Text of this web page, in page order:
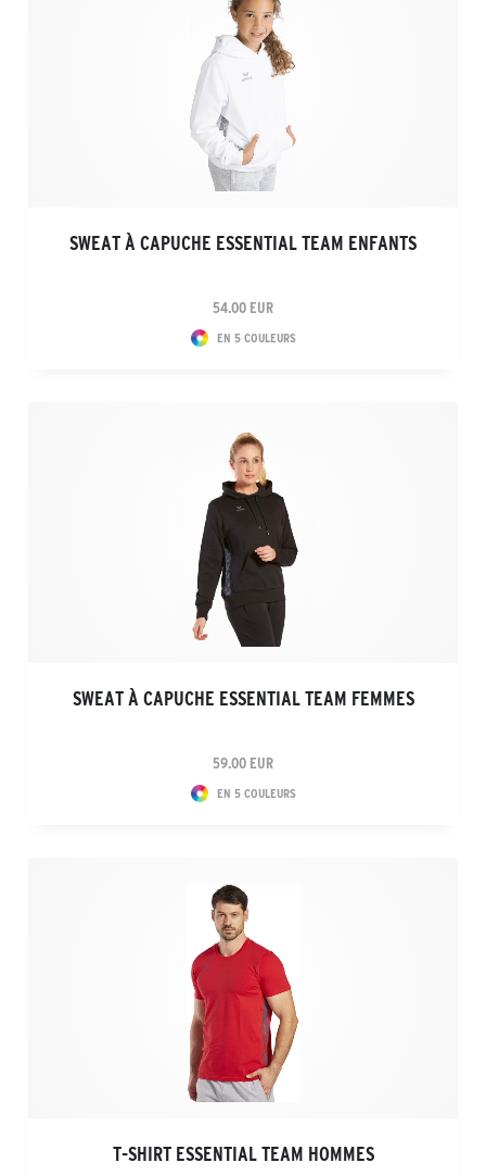
SWEAT À CAPUCHE ESSENTIAL TEAM ENFANTS
54.00 EUR
EN 5 COULEURS
SWEAT À CAPUCHE ESSENTIAL TEAM FEMMES
59.00 EUR
EN 5 COULEURS
T-SHIRT ESSENTIAL TEAM HOMMES